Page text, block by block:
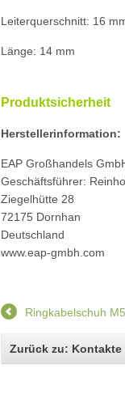
Leiterquerschnitt: 16
Länge: 14 mm
Produktsicherheit
Herstellerinformation:
EAP Großhandels
Geschäftsführer:
Ziegelhütte 28
72175 Dornhan
Deutschland
www.eap-gmbh.com
Ringkabelschuh
Zurück zu: Kontakte